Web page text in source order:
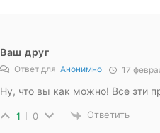
Ваш друг
Ответ для Анонимно 17
Ну, что вы как можно! Все эти
1 0 Ответить